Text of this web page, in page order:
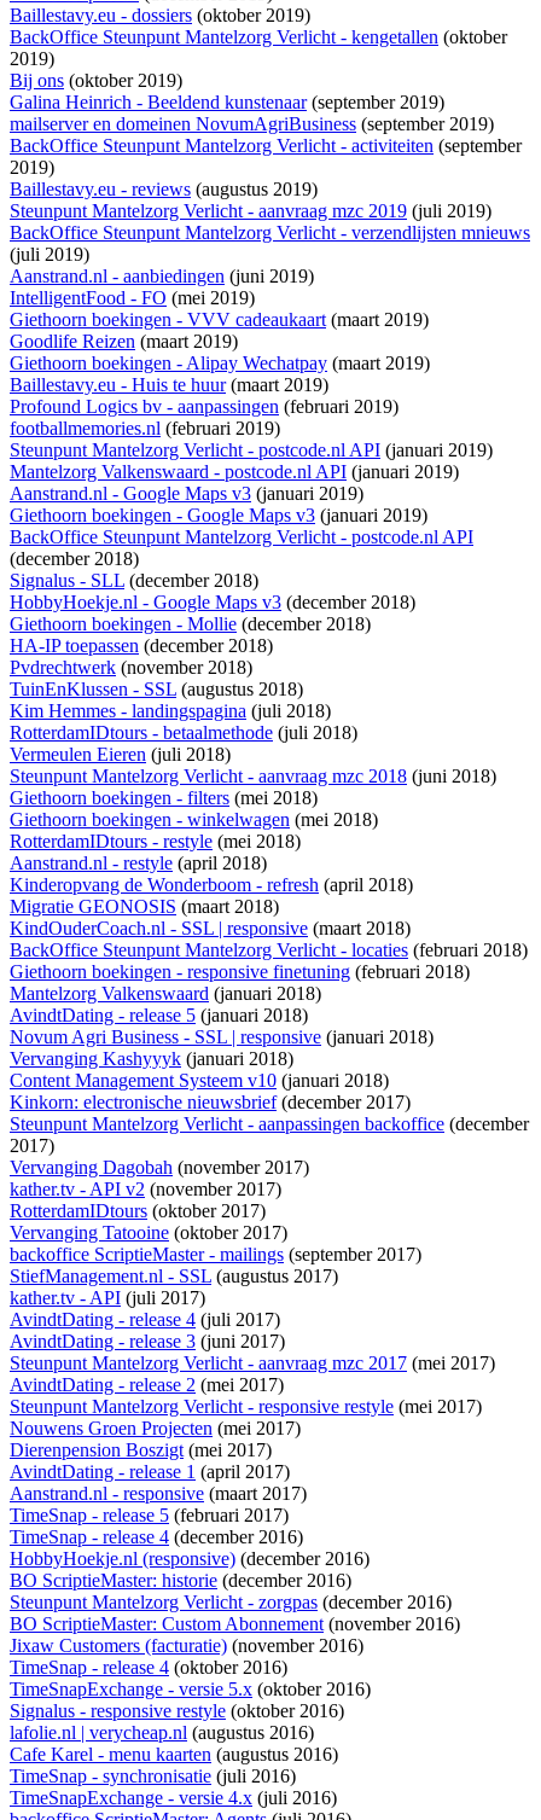
Baillestavy.eu - dossiers (oktober 2019)
BackOffice Steunpunt Mantelzorg Verlicht - kengetallen (oktober
2019)
Bij ons (oktober 2019)
Galina Heinrich - Beeldend kunstenaar(september 2019)
mailserver en domeinen NovumAgriBusiness (september 2019)
BackOffice Steunpunt Mantelzorg Verlicht - activiteiten (september
2019)
Baillestavy.eu - reviews (augustus 2019)
Steunpunt Mantelzorg Verlicht - aanvraag mzc 2019 (juli 2019)
BackOffice Steunpunt Mantelzorg Verlicht - verzendlijsten mnieuws
(juli 2019)
Aanstrand.nl - aanbiedingen (juni 2019)
IntelligentFood - FO (mei 2019)
Giethoorn boekingen - VVV cadeaukaart(maart 2019)
Goodlife Reizen (maart 2019)
Giethoorn boekingen - Alipay Wechatpay (maart 2019)
Baillestavy.eu - Huis te huur(maart 2019)
Profound Logics bv - aanpassingen (februari 2019)
footballmemories.nl (februari 2019)
Steunpunt Mantelzorg Verlicht - postcode.nl API (januari 2019)
Mantelzorg Valkenswaard - postcode.nl API (januari 2019)
Aanstrand.nl - Google Maps v3 (januari 2019)
Giethoorn boekingen - Google Maps v3 (januari 2019)
BackOffice Steunpunt Mantelzorg Verlicht - postcode.nl API
(december 2018)
Signalus - SLL (december 2018)
HobbyHoekje.nl - Google Maps v3 (december 2018)
Giethoorn boekingen - Mollie (december 2018)
HA-IP toepassen (december 2018)
Pvdrechtwerk (november 2018)
TuinEnKlussen - SSL (augustus 2018)
Kim Hemmes - landingspagina (juli 2018)
RotterdamIDtours - betaalmethode (juli 2018)
Vermeulen Eieren (juli 2018)
Steunpunt Mantelzorg Verlicht - aanvraag mzc 2018 (juni 2018)
Giethoorn boekingen - filters (mei 2018)
Giethoorn boekingen - winkelwagen (mei 2018)
RotterdamIDtours - restyle (mei 2018)
Aanstrand.nl - restyle (april 2018)
Kinderopvang de Wonderboom - refresh (april 2018)
Migratie GEONOSIS (maart 2018)
KindOuderCoach.nl - SSL | responsive (maart 2018)
BackOffice Steunpunt Mantelzorg Verlicht - locaties (februari 2018)
Giethoorn boekingen - responsive finetuning (februari 2018)
Mantelzorg Valkenswaard (januari 2018)
AvindtDating - release 5 (januari 2018)
Novum Agri Business - SSL | responsive (januari 2018)
Vervanging Kashyyyk (januari 2018)
Content Management Systeem v10 (januari 2018)
Kinkorn: electronische nieuwsbrief(december 2017)
Steunpunt Mantelzorg Verlicht - aanpassingen backoffice (december
2017)
Vervanging Dagobah (november 2017)
kather.tv - API v2 (november 2017)
RotterdamIDtours (oktober 2017)
Vervanging Tatooine (oktober 2017)
backoffice ScriptieMaster - mailings (september 2017)
StiefManagement.nl - SSL (augustus 2017)
kather.tv - API (juli 2017)
AvindtDating - release 4 (juli 2017)
AvindtDating - release 3 (juni 2017)
Steunpunt Mantelzorg Verlicht - aanvraag mzc 2017 (mei 2017)
AvindtDating - release 2 (mei 2017)
Steunpunt Mantelzorg Verlicht - responsive restyle (mei 2017)
Nouwens Groen Projecten (mei 2017)
Dierenpension Boszigt(mei 2017)
AvindtDating - release 1 (april 2017)
Aanstrand.nl - responsive (maart 2017)
TimeSnap - release 5 (februari 2017)
TimeSnap - release 4 (december 2016)
HobbyHoekje.nl (responsive) (december 2016)
BO ScriptieMaster: historie (december 2016)
Steunpunt Mantelzorg Verlicht - zorgpas (december 2016)
BO ScriptieMaster: Custom Abonnement(november 2016)
Jixaw Customers (facturatie) (november 2016)
TimeSnap - release 4 (oktober 2016)
TimeSnapExchange - versie 5.x (oktober 2016)
Signalus - responsive restyle (oktober 2016)
lafolie.nl | verycheap.nl (augustus 2016)
Cafe Karel - menu kaarten (augustus 2016)
TimeSnap - synchronisatie (juli 2016)
TimeSnapExchange - versie 4.x (juli 2016)